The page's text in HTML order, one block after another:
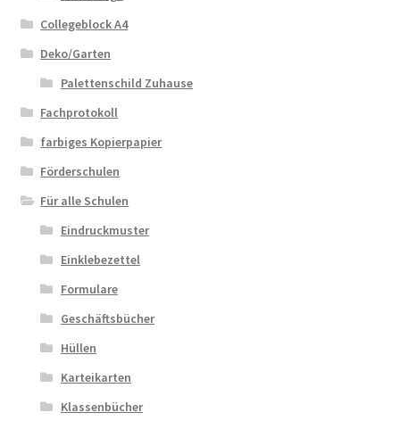
Collegeblock A4
Deko/Garten
Palettenschild Zuhause
Fachprotokoll
farbiges Kopierpapier
Förderschulen
Für alle Schulen
Eindruckmuster
Einklebezettel
Formulare
Geschäftsbücher
Hüllen
Karteikarten
Klassenbücher